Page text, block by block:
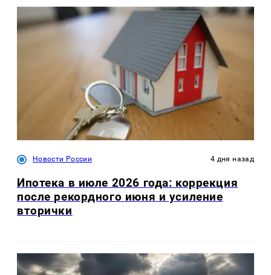
Новости России 4 дня назад
Ипотека в июле 2026 года: коррекция
после рекордного июня и усиление
вторички